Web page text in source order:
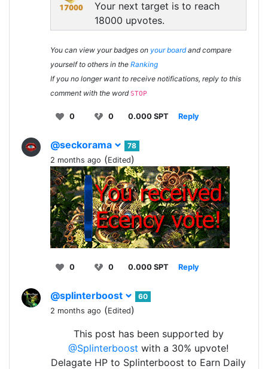
Your next target is to reach
18000 upvotes.
You can view your badges on your boardand compare
yourself to others in the Ranking
If you no longer want to receive notifications, reply to this
comment with the word STOP
0 0 0.000 SPT Reply
@seckorama
78
2 months ago (Edited)
0 0 0.000 SPT Reply
@splinterboost
60
2 months ago (Edited)
This post has been supported by
@Splinterboost with a 30% upvote!
Delagate HP to Splinterboost to Earn Daily